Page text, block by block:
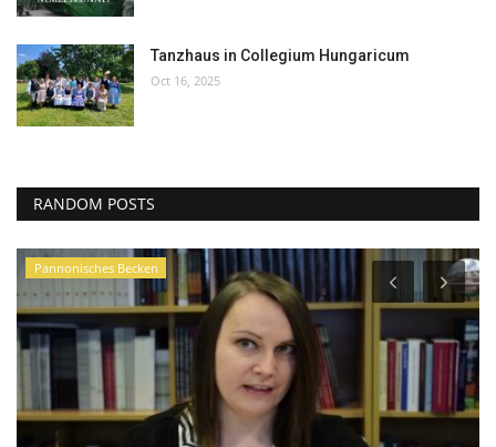
Tanzhaus in Collegium Hungaricum
Oct 16, 2025
RANDOM POSTS
Pannonisches Becken